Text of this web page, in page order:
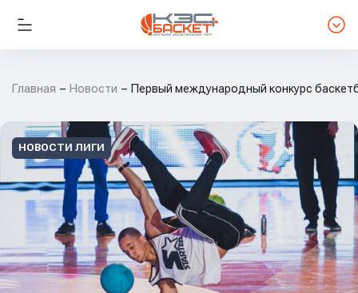
Главная Новости Первый международный конкурс
НОВОСТИ ЛИГИ